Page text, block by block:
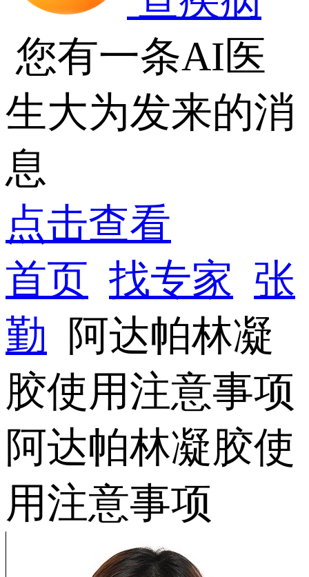
您有一条AI医
生大为发来的消
息
点击查看
首页 找专家 张
勤
阿达帕林凝
胶使用注意事项
阿达帕林凝胶使
用注意事项